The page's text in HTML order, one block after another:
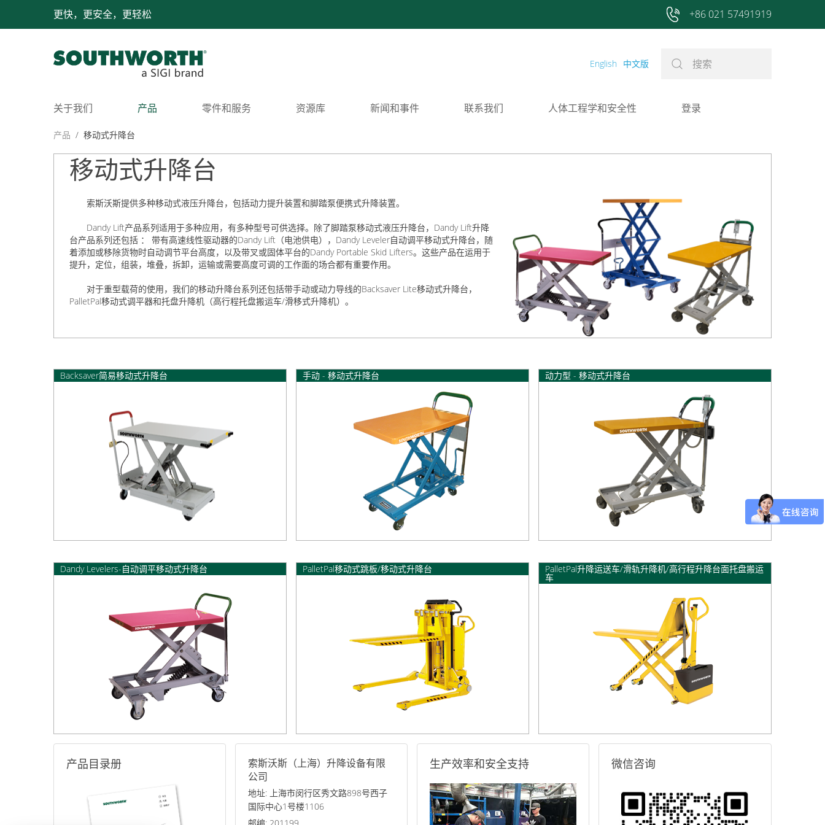
更快，更安全，更轻松 +86 021 57491919
English 中文版
关于我们 产品 零件和服务 资源库 新闻和事件 联系我们 人体工程学和安全性 登录
登录注册
产品 / 移动式升降台
移动式升降台
索斯沃斯提供多种移动式液压升降台，包括动力提升装置和脚踏泵便携式升降装置。
Dandy Lift产品系列适用于多种应用，有多种型号可供选择。除了脚踏泵移动式液压升降台，Dandy Lift升降
台产品系列还包括 ： 带有高速线性驱动器的Dandy Lift（电池供电），Dandy Leveler自动调平移动式升降台，随
着添加或移除货物时自动调节平台高度，以及带叉或固体平台的Dandy Portable Skid Lifters。这些产品在运用于
提升，定位，组装，堆叠，拆卸，运输或需要高度可调的工作面的场合都有重要作用。
对于重型载荷的使用，我们的移动升降台系列还包括带手动或动力导线的Backsaver Lite移动式升降台，
PalletPal移动式调平器和托盘升降机（高行程托盘搬运车/滑移式升降机）。
Backsaver简易移动式升降台 手动 - 移动式升降台 动力型 - 移动式升降台
Dandy Levelers-自动调平移动式升降台 PalletPal移动式跳板/移动式升降台 PalletPal升降运送车/滑轨升降机/高行程升降台面托盘搬运
车
产品目录册
索斯沃斯（上海）升降设备有限
公司
地址: 上海市闵行区秀文路898号西子
国际中心1号楼1106
邮编: 201199
生产效率和安全支持 微信咨询